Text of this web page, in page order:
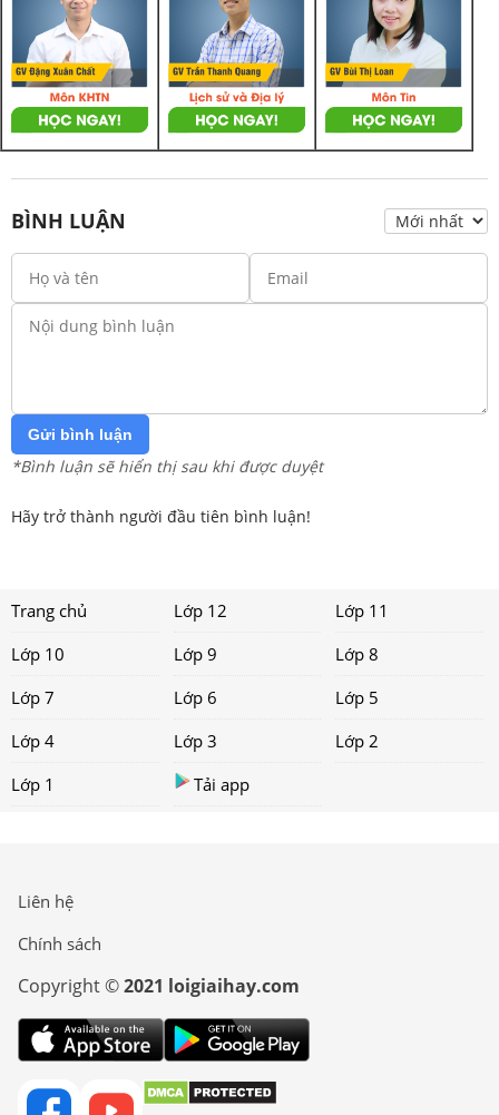
BÌNH LUẬN
Gửi bình luận
*Bình luận sẽ hiển thị sau khi được duyệt
Hãy trở thành người đầu tiên bình luận!
Trang chủ Lớp 12
Lớp 11
Lớp 10
Lớp 9
Lớp 8
Lớp 7
Lớp 6
Lớp 5
Lớp 4
Lớp 3
Lớp 2
Lớp 1
Tải app
Liên hệ
Chính sách
Copyright ©2021 loigiaihay.com